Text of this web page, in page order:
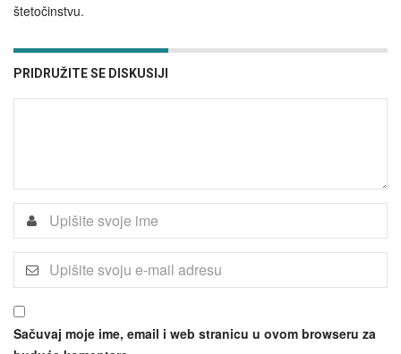
štetočinstvu.
PRIDRUŽITE SE DISKUSIJI
Sačuvaj moje ime, email i web stranicu u ovom browseru za